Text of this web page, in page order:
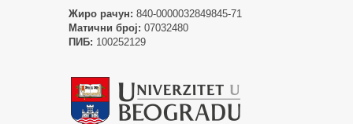
Жиро рачун: 840-0000032849845-71
Матични број: 07032480
ПИБ: 100252129